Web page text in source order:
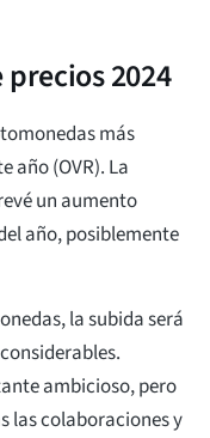
2024
más
año (OVR). La
un aumento
año, posiblemente
la subida será
ambicioso, pero
las colaboraciones y